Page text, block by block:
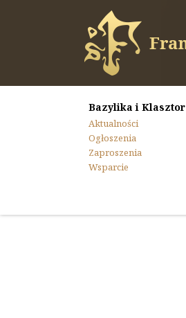
Bazylika i Klasztor
Aktualności
Ogłoszenia
Zaproszenia
Wsparcie